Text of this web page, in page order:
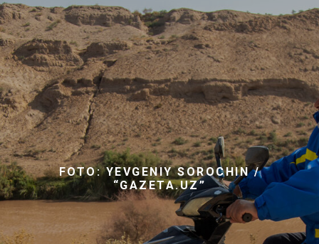
FOTO: YEVGENIY SOROCHIN /
“GAZETA.UZ”